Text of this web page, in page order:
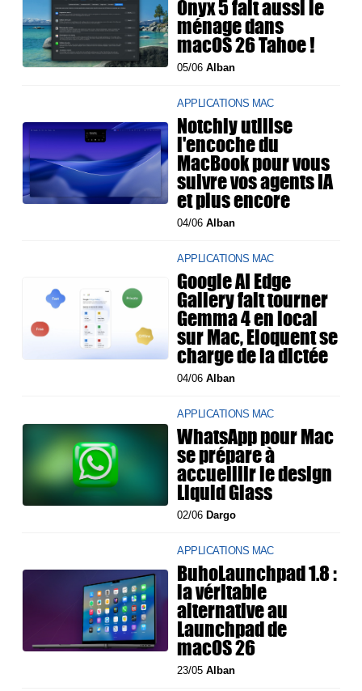
Onyx 5 fait aussi le
ménage dans
macOS 26 Tahoe !
05/06Alban
APPLICATIONS MAC
Notchly utilise
l'encoche du
MacBook pour vous
suivre vos agents IA
et plus encore
04/06Alban
APPLICATIONS MAC
Google AI Edge
Gallery fait tourner
Gemma 4 en local
sur Mac, Eloquent se
charge de la dictée
04/06Alban
APPLICATIONS MAC
WhatsApp pour Mac
se prépare à
accueillir le design
Liquid Glass
02/06 Dargo
APPLICATIONS MAC
BuhoLaunchpad 1.8 :
la véritable
alternative au
Launchpad de
macOS 26
23/05Alban